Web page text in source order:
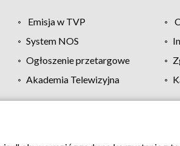
Emisja w TVP
System NOS
Ogłoszenie przetargowe
Akademia Telewizyjna
Regulamin TVP Polityka prywatności